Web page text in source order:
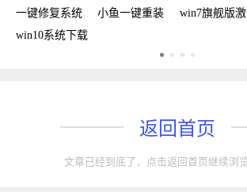
一键修复系统
小鱼一键重装 win7旗舰版
win10系统下载
返回首页
文章已经到底了，点击返回首页继续浏